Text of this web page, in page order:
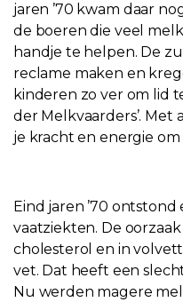
jaren ’70 kwam daar
de boeren die veel
handje te helpen. De
reclame maken en
kinderen zo ver om lid
der Melkvaarders’. Met
je kracht en energie om
Eind jaren ’70
vaatziekten. De
cholesterol en in
vet. Dat heeft een
Nu werden magere